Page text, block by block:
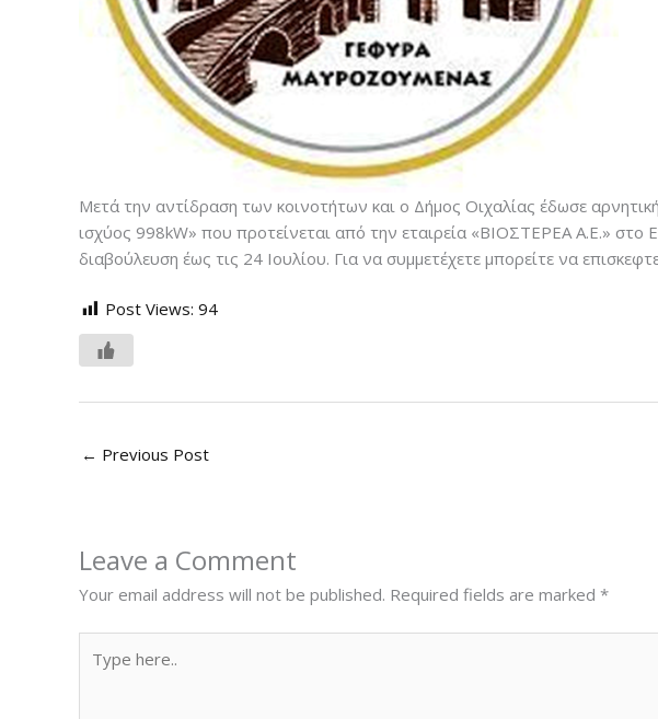
Μετά την αντίδραση των κοινοτήτων και ο Δήμος Οιχαλίας έδωσε
ισχύος 998kW» που προτείνεται από την εταιρεία «ΒΙΟΣΤΕΡΕΑ Α.Ε.» στο
διαβούλευση έως τις 24 Ιουλίου. Για να συμμετέχετε μπορείτε να
Post Views: 94
← Previous Post
Leave a Comment
Your email address will not be published. Required fields are marked *
here..